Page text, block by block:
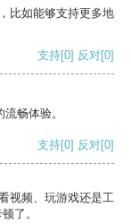
比如能够支持更多地
支持[0] 反对[0]
畅体验。
支持[0] 反对[0]
视频、玩游戏还是工
了。